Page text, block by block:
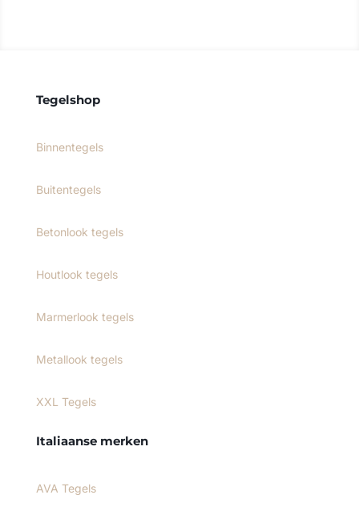
Tegelshop
Binnentegels
Buitentegels
Betonlook tegels
Houtlook tegels
Marmerlook tegels
Metallook tegels
XXL Tegels
Italiaanse merken
AVA Tegels